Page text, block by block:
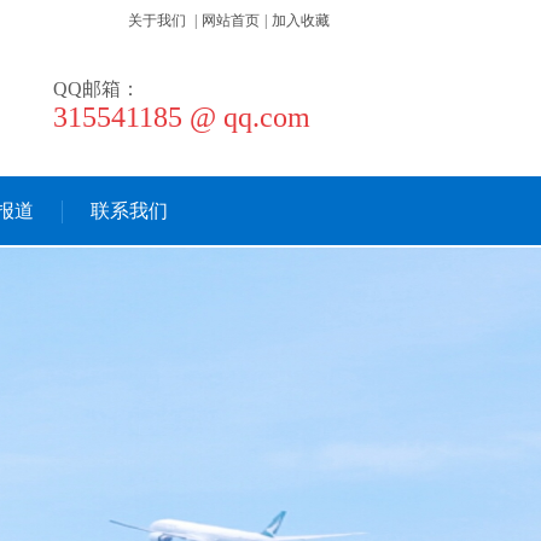
关于我们 网站首页 加入收藏
QQ邮箱：
315541185 @ qq.com
道 联系我们